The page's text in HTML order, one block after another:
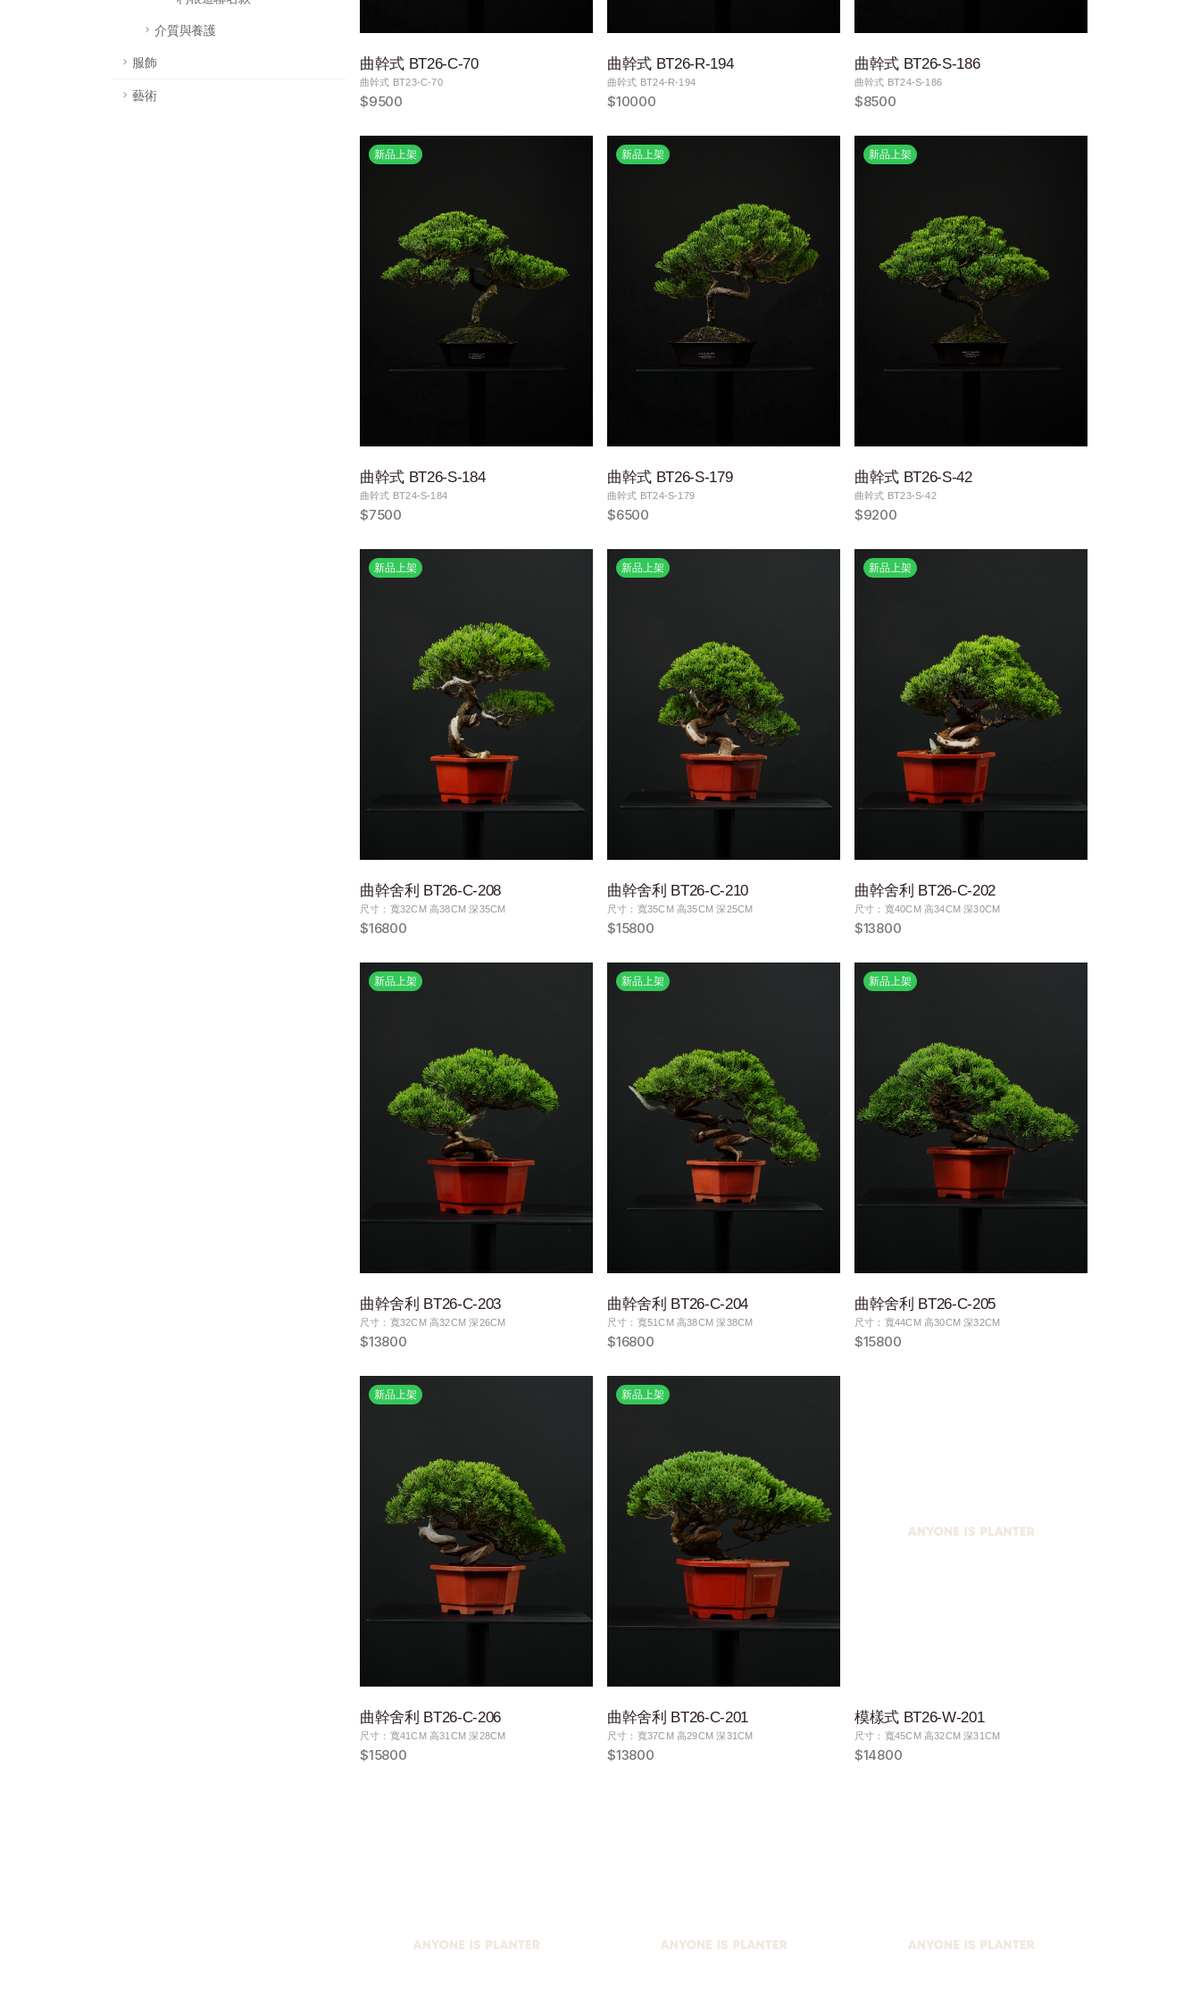
介質與養護
服飾
藝術
曲幹式 BT26-C-70
曲幹式 BT23-C-70
$9500
曲幹式 BT26-R-194
曲幹式 BT24-R-194
$10000
曲幹式 BT26-S-186
曲幹式 BT24-S-186
$8500
新品上架
曲幹式 BT26-S-184
曲幹式 BT24-S-184
$7500
新品上架
曲幹式 BT26-S-179
曲幹式 BT24-S-179
$6500
新品上架
曲幹式 BT26-S-42
曲幹式 BT23-S-42
$9200
新品上架
曲幹舍利 BT26-C-208
尺寸：寬32CM 高38CM 深35CM
$16800
新品上架
曲幹舍利 BT26-C-210
尺寸：寬35CM 高35CM 深25CM
$15800
新品上架
曲幹舍利 BT26-C-202
尺寸：寬40CM 高34CM 深30CM
$13800
新品上架
曲幹舍利 BT26-C-203
尺寸：寬32CM 高32CM 深26CM
$13800
新品上架
曲幹舍利 BT26-C-204
尺寸：寬51CM 高38CM 深38CM
$16800
新品上架
曲幹舍利 BT26-C-205
尺寸：寬44CM 高30CM 深32CM
$15800
新品上架
曲幹舍利 BT26-C-206
尺寸：寬41CM 高31CM 深28CM
$15800
新品上架
曲幹舍利 BT26-C-201
尺寸：寬37CM 高29CM 深31CM
$13800
模樣式 BT26-W-201
尺寸：寬45CM 高32CM 深31CM
$14800